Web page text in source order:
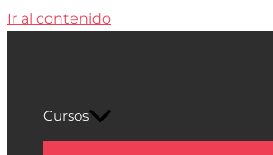
Ir al contenido
Cursos